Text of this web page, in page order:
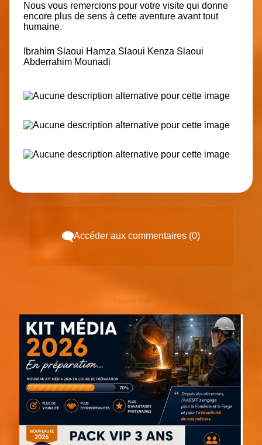
Nous vous remercions pour votre visite qui donne
encore plus de sens à cette aventure avant tout
humaine.
Ibrahim Slaoui Hamza Slaoui Kenza Slaoui
Abderrahim Mounadi
Accéder aux commentaires (0)